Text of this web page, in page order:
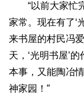
“以前大家忙完
家常。现在有了‘
来书屋的村民冯
天，‘光明书屋’
本事，又能陶冶
神家园！”